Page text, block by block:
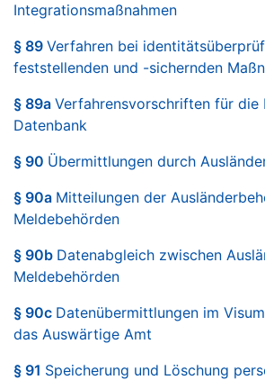
Integrationsmaßnahmen
§ 89 Verfahren bei
feststellenden und -sichernden
§ 89a Verfahrensvorschriften für die
Datenbank
§ 90 Übermittlungen durch
§ 90a Mitteilungen der
Meldebehörden
§ 90b Datenabgleich zwischen
Meldebehörden
§ 90c Datenübermittlungen im
das Auswärtige Amt
§ 91 Speicherung und Löschung